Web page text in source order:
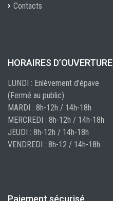
Contacts
HORAIRES D’OUVERTURE
LUNDI : Enlèvement d’épave
(Fermé au public)
MARDI : 8h-12h / 14h-18h
MERCREDI : 8h-12h / 14h-18h
JEUDI : 8h-12h / 14h-18h
VENDREDI : 8h-12 / 14h-18h
Paiement sécurisé